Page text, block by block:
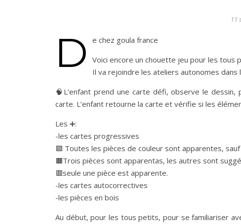
11
D
e chez goula france
Voici encore un chouette jeu pour les
Il va rejoindre les ateliers autonomes dans
🧠L’enfant prend une carte défi, observe le
carte. L’enfant retourne la carte et vérifie si les
Les ➕:
-les cartes progressives
🟩 Toutes les pièces de couleur sont apparentes, sauf
🟧Trois pièces sont apparentas, les autres sont
🟥seule une pièce est apparente.
-les cartes autocorrectives
-les pièces en bois
Au début, pour les tous petits, pour se familiariser